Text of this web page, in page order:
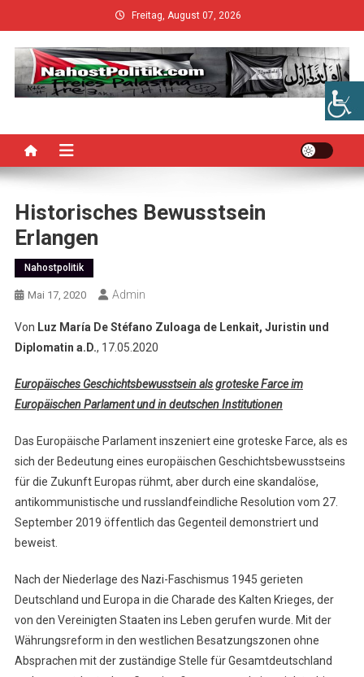
to
content
Freitag, August 07, 2026
Historisches Bewusstsein
Erlangen
Nahostpolitik
Mai 17, 2020 Admin
Von Luz María De Stéfano Zuloaga de Lenkait, Juristin und
Diplomatin a.D., 17.05.2020
Europäisches Geschichtsbewusstsein als groteske Farce im
Europäischen Parlament und in deutschen Institutionen
Das Europäische Parlament inszeniert eine groteske Farce, als es
sich der Bedeutung eines europäischen Geschichtsbewusstseins
für die Zukunft Europas rühmt, aber durch eine skandalöse,
antikommunistische und russlandfeindliche Resolution vom 27.
September 2019 öffentlich das Gegenteil demonstriert und
beweist.
Nach der Niederlage des Nazi-Faschismus 1945 gerieten
Deutschland und Europa in die Charade des Kalten Krieges, der
von den Vereinigten Staaten ins Leben gerufen wurde. Mit der
Währungsreform in den westlichen Besatzungszonen ohne
Absprachen mit der zuständige Stelle für Gesamtdeutschland